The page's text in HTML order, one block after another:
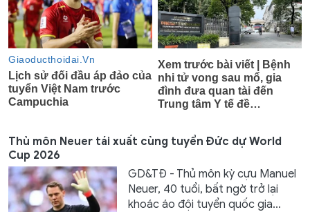
Thủ môn Neuer tái xuất cùng tuyển Đức dự World
Cup 2026
GD&TĐ - Thủ môn kỳ cựu Manuel
Neuer, 40 tuổi, bất ngờ trở lại
khoác áo đội tuyển quốc gia...